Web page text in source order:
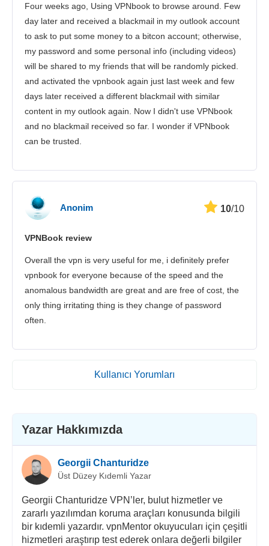
Four weeks ago, Using VPNbook to browse around. Few
day later and received a blackmail in my outlook account
to ask to put some money to a bitcon account; otherwise,
my password and some personal info (including videos)
will be shared to my friends that will be randomly picked.
and activated the vpnbook again just last week and few
days later received a different blackmail with similar
content in my outlook again. Now I didn't use VPNbook
and no blackmail received so far. I wonder if VPNbook
can be trusted.
Anonim 10/10
VPNBook review
Overall the vpn is very useful for me, i definitely prefer
vpnbook for everyone because of the speed and the
anomalous bandwidth are great and are free of cost, the
only thing irritating thing is they change of password
often.
Kullanıcı Yorumları
Yazar Hakkımızda
Georgii Chanturidze
Üst Düzey Kıdemli Yazar
Georgii Chanturidze VPN’ler, bulut hizmetler ve
zararlı yazılımdan koruma araçları konusunda bilgili
bir kıdemli yazardır. vpnMentor okuyucuları için çeşitli
hizmetleri araştırıp test ederek onlara değerli bilgiler